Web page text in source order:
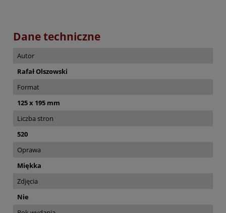
Dane techniczne
Autor
Rafał Olszowski
Format
125 x 195 mm
Liczba stron
520
Oprawa
Miękka
Zdjęcia
Nie